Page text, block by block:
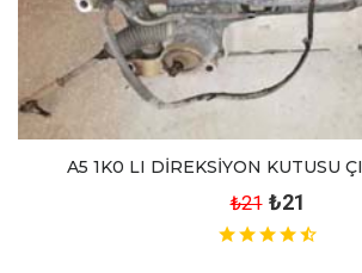
A5 1K0 LI DİREKSİYON KUTUSU
₺21 ₺21